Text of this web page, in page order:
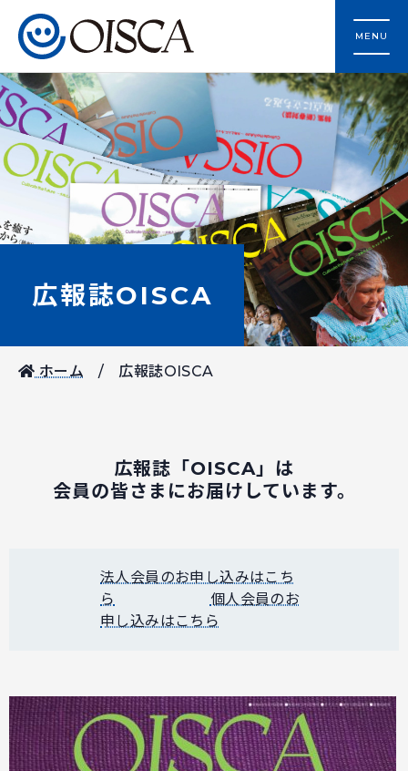
MENU
広報誌OISCA
ホーム 広報誌OISCA
広報誌「OISCA」は
会員の皆さまにお届けしています。
法人会員のお申し込みはこち
ら
個人会員のお
申し込みはこちら